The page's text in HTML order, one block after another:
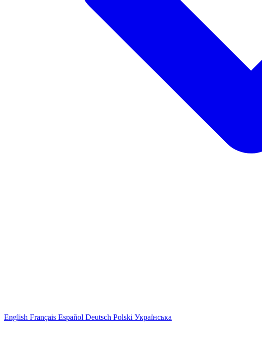
English Français Español Deutsch Polski Українська